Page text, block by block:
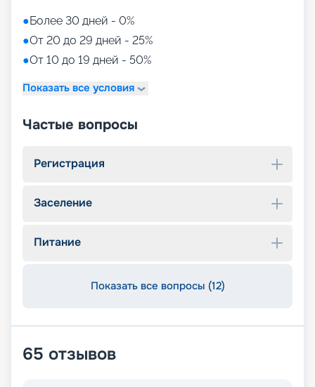
●Более 30 дней - 0%
●От 20 до 29 дней - 25%
●От 10 до 19 дней - 50%
Показать все условия
Частые вопросы
Регистрация
Заселение
Питание
Показать все вопросы (12)
65 отзывов